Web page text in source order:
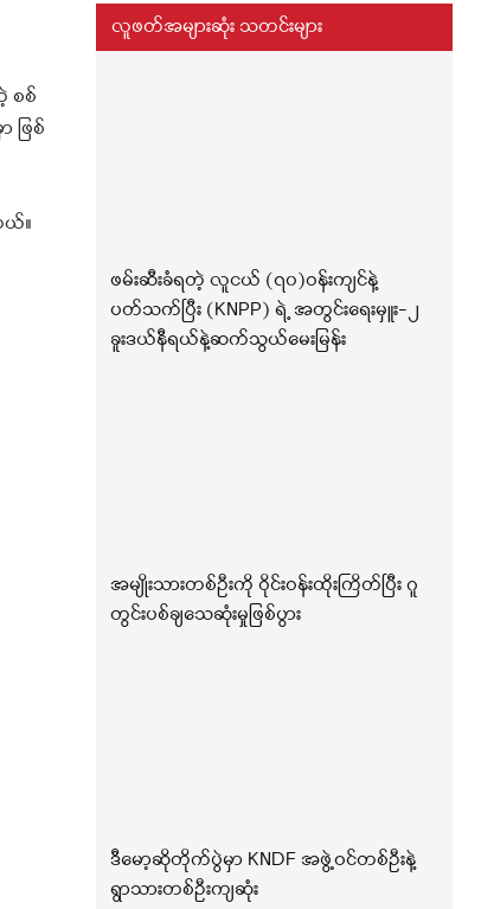
စစ်
ဖြစ်
ယ်။
လူဖတ်အများဆုံး သတင်းများ
ဖမ်းဆီးခံရတဲ့ လူငယ် (၇၀)ဝန်းကျင်နဲ့
ပတ်သက်ပြီး (KNPP) ရဲ့ အတွင်းရေးမှူး-၂
ခူးဒယ်နီရယ်နဲ့ဆက်သွယ်မေးမြန်း
အမျိုးသားတစ်ဦးကို ဝိုင်းဝန်းထိုးကြိတ်ပြီး ဂူ
တွင်းပစ်ချသေဆုံးမှုဖြစ်ပွား
ဒီမော့ဆိုတိုက်ပွဲမှာ KNDF အဖွဲ့ဝင်တစ်ဦးနဲ့
ရွာသားတစ်ဦးကျဆုံး